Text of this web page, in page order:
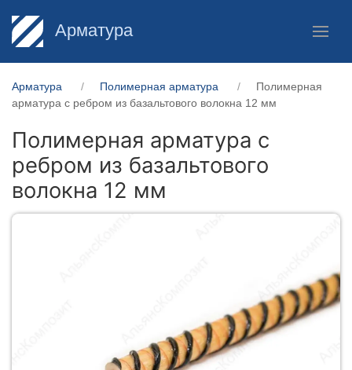
Арматура
Арматура Полимерная арматура
Полимерная
арматура c ребром из базальтового волокна 12 мм
Полимерная арматура c
ребром из базальтового
волокна 12 мм